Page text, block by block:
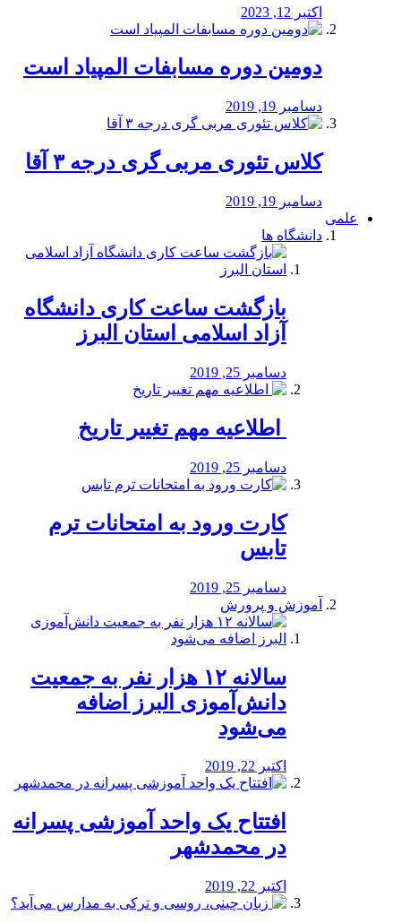
اکتبر 12, 2023
دومین دوره مسابفات المپیاد است
دسامبر 19, 2019
کلاس تئوری مربی گری درجه ۳ آقا
دسامبر 19, 2019
علمی
دانشگاه ها
بازگشت ساعت کاری دانشگاه
آزاد اسلامی استان البرز
دسامبر 25, 2019
️ اطلاعیه مهم تغییر تاریخ
دسامبر 25, 2019
کارت ورود به امتحانات ترم
تابس
دسامبر 25, 2019
آموزش و پرورش
️سالانه ۱۲ هزار نفر به جمعیت
دانش‌آموزی البرز اضافه
می‌شود
اکتبر 22, 2019
افتتاح یک واحد آموزشی پسرانه
در محمدشهر
اکتبر 22, 2019